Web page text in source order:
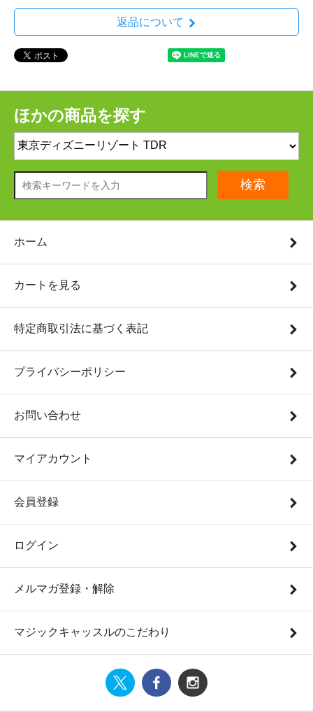
返品について
ほかの商品を探す
検索
ホーム
カートを見る
特定商取引法に基づく表記
プライバシーポリシー
お問い合わせ
マイアカウント
会員登録
ログイン
メルマガ登録・解除
マジックキャッスルのこだわり